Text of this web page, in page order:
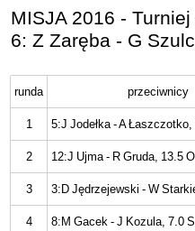
MISJA 2016 -
6: Z Zaręba - G
runda przeciwnicy
1 5:J Jodełka - A
2
12:J Ujma - R Gruda, 13.5
3
3:D Jędrzejewski - W
4
8:M Gacek - J Kozula, 7.0